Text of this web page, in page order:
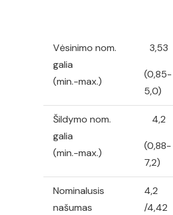
Vėsinimo nom.
galia
(min.-max.)
3,53
(0,85-
5,0)
Šildymo nom.
galia
(min.-max.)
4,2
(0,88-
7,2)
Nominalusis
našumas
4,2
/4,42